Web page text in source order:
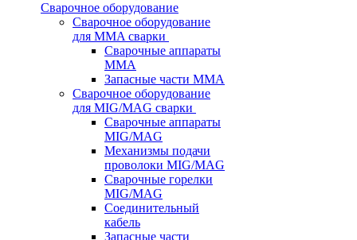
Сварочное оборудование
Сварочное оборудование
для MMA сварки
Сварочные аппараты
MMA
Запасные части MMA
Сварочное оборудование
для MIG/MAG сварки
Сварочные аппараты
MIG/MAG
Механизмы подачи
проволоки MIG/MAG
Сварочные горелки
MIG/MAG
Соединительный
кабель
Запасные части